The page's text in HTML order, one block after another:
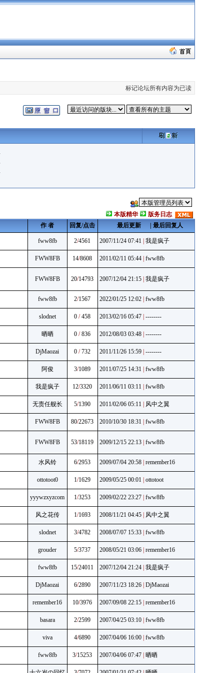
标记论坛所有内容为已读
本版精华
版务日志
作 者 回复/点击 最后更新 | 最后回复人
fww8fb 2/4561 2007/11/24 07:41| 我是疯子
FWW8FB 14/8608 2011/02/11 05:44| fww8fb
FWW8FB 20/14793 2007/12/04 21:15| 我是疯子
fww8fb 2/1567 2022/01/25 12:02| fww8fb
slodnet 0 /458 2013/02/16 05:47| --------
晒晒 0 /836 2012/08/03 03:48| --------
DjMaozai 0 /732 2011/11/26 15:59| --------
阿俊 3/1089 2011/07/25 14:31| fww8fb
我是疯子 12/3320 2011/06/11 03:11| fww8fb
无责任舰长 5/1390 2011/02/06 05:11| 风中之翼
FWW8FB 80/22673 2010/10/30 18:31| fww8fb
FWW8FB 53/18119 2009/12/15 22:13| fww8fb
水风铃 6/2953 2009/07/04 20:58| remember16
ottotoot0 1/1629 2009/05/25 00:01| ottotoot
yyywzxyzcom 1/3253 2009/02/22 23:27| fww8fb
风之花传 1/1693 2008/11/21 04:45| 风中之翼
slodnet 3/4782 2008/07/07 15:33| fww8fb
grouder 5/3737 2008/05/21 03:06| remember16
fww8fb 15/24011 2007/12/04 21:24| 我是疯子
DjMaozai 6/2890 2007/11/23 18:26| DjMaozai
remember16 10/3976 2007/09/08 22:15| remember16
basara 2/2599 2007/04/25 03:10| fww8fb
viva 4/6890 2007/04/06 16:00| fww8fb
fww8fb 3/15253 2007/04/06 07:47| 晒晒